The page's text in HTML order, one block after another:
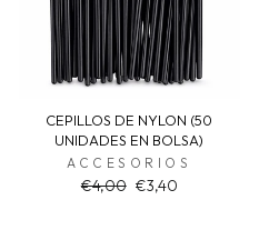
CEPILLOS DE NYLON (50
UNIDADES EN BOLSA)
ACCESORIOS
Regular
€4,00 Sale
€3,40